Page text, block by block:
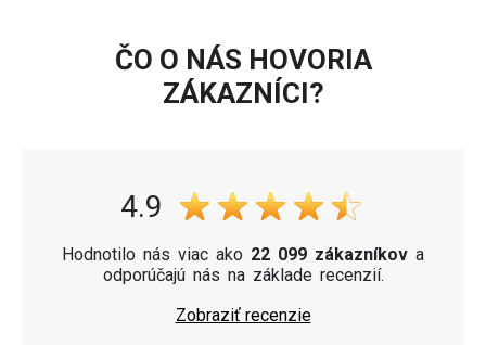
ČO O NÁS HOVORIA
ZÁKAZNÍCI?
4.9
Hodnotilo nás viac ako 22 099 zákazníkov a
odporúčajú nás na základe recenzií.
Zobraziť recenzie